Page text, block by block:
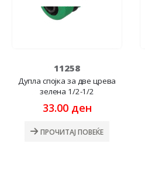
ден.
11258
Дупла спојка за две црева
зелена 1/2-1/2
33.00 ден
ПРОЧИТАЈ ПОВЕЌЕ